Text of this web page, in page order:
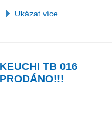
Ukázat více
TB 016
PRODÁNO!!!